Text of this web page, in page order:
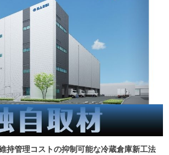
持管理コストの抑制可能な冷蔵倉庫新工法